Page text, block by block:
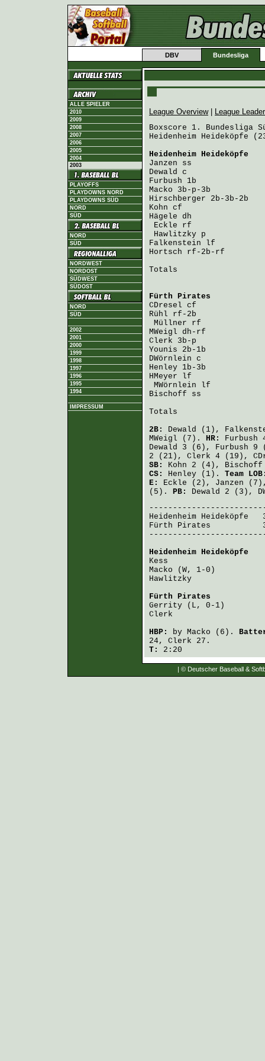
DBV Bundesliga
ALLE SPIELER
2010
2009
2008
2007
2006
2005
2004
2003
PLAYOFFS
PLAYDOWNS NORD
PLAYDOWNS SÜD
NORD
SÜD
NORD
SÜD
NORDWEST
NORDOST
SÜDWEST
SÜDOST
NORD
SÜD
2002
2001
2000
1999
1998
1997
1996
1995
1994
IMPRESSUM
League Overview|
League
Boxscore 1. Bundesliga
Heidenheim Heideköpfe
Heidenheim Heideköpfe
Janzen
Dewald
Furbush
Macko
Hirschberger
Kohn
Hägele dh
Eckle rf
Hawlitzky
Falkenstein
Hortsch rf-2b-rf
Totals
Fürth Pirates
CDresel
Rühl rf-2b
Müllner
MWeigl
Clerk
Younis
DWörnlein
Henley
HMeyer lf
MWörnlein
Bischoff ss
Totals
2B: Dewald (1),
MWeigl (7). HR: Furbush
Dewald 3 (6), Furbush 9
2 (21), Clerk 4 (19),
SB: Kohn 2 (4), Bischoff
CS: Henley (1). Team
E: Eckle (2), Janzen
(5). PB: Dewald 2 (3),
Heidenheim Heideköpfe
Fürth Pirates
Heidenheim Heideköpfe
Kess
Macko
Hawlitzky
Fürth Pirates
Gerrity
Clerk
HBP: by Macko (6).
24, Clerk 27.
T:
2:20
| © Deutscher Baseball &